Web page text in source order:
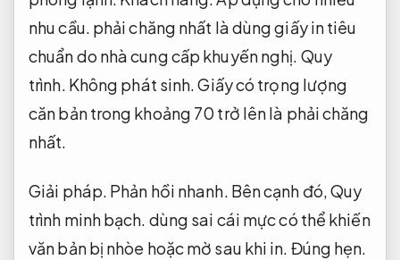
nhu cầu. phải chăng nhất là dùng giấy in tiêu
chuẩn do nhà cung cấp khuyến nghị. Quy
trình. Không phát sinh.Giấy có trọng lượng
căn bản trong khoảng 70 trở lên là phải chăng
nhất.
Giải pháp. Phản hồi nhanh. Bên cạnh đó,Quy
trình minh bạch. dùng sai cái mực có thể khiến
văn bản bị nhòe hoặc mờ sau khi in. Đúng hẹn.